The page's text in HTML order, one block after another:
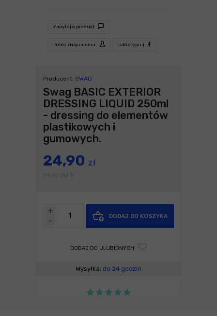
Zapytaj o produkt
Poleć znajomemu Udostępnij
Producent: SWAG
Swag BASIC EXTERIOR
DRESSING LIQUID 250ml
- dressing do elementów
plastikowych i
gumowych.
24,90 zł
-
+
DODAJ DO KOSZYKA
DODAJ DO ULUBIONYCH
Wysyłka: do 24 godzin